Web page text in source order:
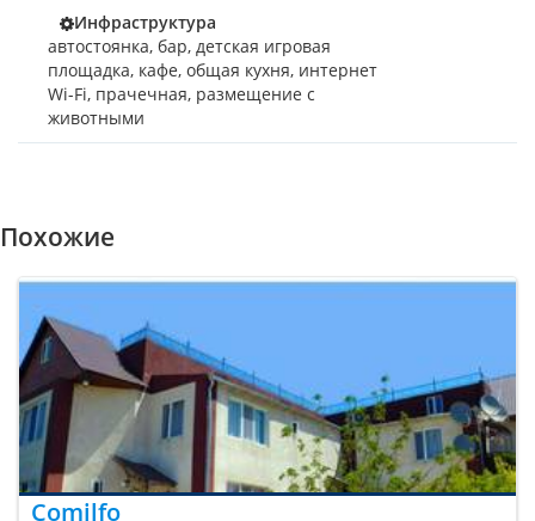
Инфраструктура
автостоянка, бар, детская игровая
площадка, кафе, общая кухня, интернет
Wi-Fi, прачечная, размещение с
животными
Похожие
Comilfo